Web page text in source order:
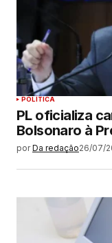
POLÍTICA
PL oficializa
Bolsonaro à
por Da redação26/07/